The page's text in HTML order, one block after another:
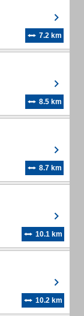
7.2 km
8.5 km
8.7 km
10.1 km
10.2 km